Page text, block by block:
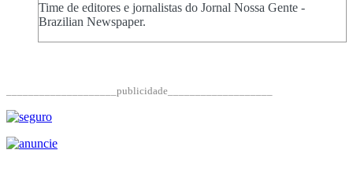
Time de editores e jornalistas do Jornal Nossa Gente -
Brazilian Newspaper.
____________________publicidade___________________